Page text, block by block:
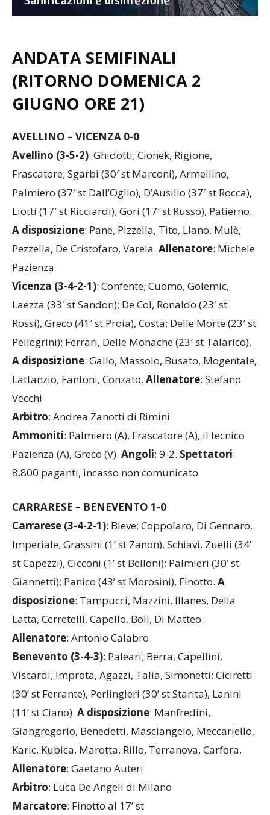
ANDATA SEMIFINALI
(RITORNO DOMENICA 2
GIUGNO ORE 21)
AVELLINO – VICENZA 0-0
Avellino (3-5-2): Ghidotti; Cionek, Rigione,
Frascatore; Sgarbi (30′ st Marconi), Armellino,
Palmiero (37′ st Dall’Oglio), D’Ausilio (37′ st Rocca),
Liotti (17′ st Ricciardi); Gori (17′ st Russo), Patierno.
A disposizione: Pane, Pizzella, Tito, Llano, Mulè,
Pezzella, De Cristofaro, Varela. Allenatore: Michele
Pazienza
Vicenza (3-4-2-1): Confente; Cuomo, Golemic,
Laezza (33′ st Sandon); De Col, Ronaldo (23′ st
Rossi), Greco (41′ st Proia), Costa; Delle Morte (23′ st
Pellegrini); Ferrari, Delle Monache (23′ st Talarico).
A disposizione: Gallo, Massolo, Busato, Mogentale,
Lattanzio, Fantoni, Conzato. Allenatore: Stefano
Vecchi
Arbitro: Andrea Zanotti di Rimini
Ammoniti: Palmiero (A), Frascatore (A), il tecnico
Pazienza (A), Greco (V). Angoli: 9-2. Spettatori:
8.800 paganti, incasso non comunicato
CARRARESE – BENEVENTO 1-0
Carrarese (3-4-2-1): Bleve; Coppolaro, Di Gennaro,
Imperiale; Grassini (1’ st Zanon), Schiavi, Zuelli (34’
st Capezzi), Cicconi (1’ st Belloni); Palmieri (30’ st
Giannetti); Panico (43’ st Morosini), Finotto. A
disposizione: Tampucci, Mazzini, Illanes, Della
Latta, Cerretelli, Capello, Boli, Di Matteo.
Allenatore: Antonio Calabro
Benevento (3-4-3): Paleari; Berra, Capellini,
Viscardi; Improta, Agazzi, Talia, Simonetti; Ciciretti
(30’ st Ferrante), Perlingieri (30’ st Starita), Lanini
(11’ st Ciano). A disposizione: Manfredini,
Giangregorio, Benedetti, Masciangelo, Meccariello,
Karic, Kubica, Marotta, Rillo, Terranova, Carfora.
Allenatore: Gaetano Auteri
Arbitro: Luca De Angeli di Milano
Marcatore: Finotto al 17’ st